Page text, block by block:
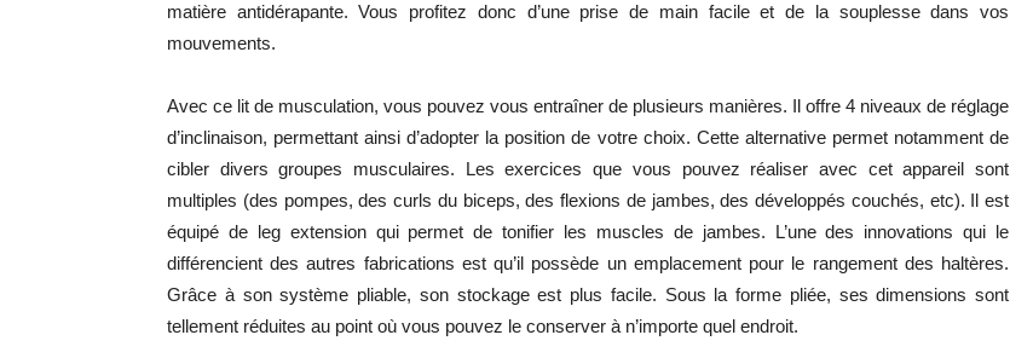
matière antidérapante. Vous profitez donc d’une prise de main facile et de la souplesse dans vos
mouvements.
Avec ce lit de musculation, vous pouvez vous entraîner de plusieurs manières. Il offre 4 niveaux de réglage
d’inclinaison, permettant ainsi d’adopter la position de votre choix. Cette alternative permet notamment de
cibler divers groupes musculaires. Les exercices que vous pouvez réaliser avec cet appareil sont
multiples (des pompes, des curls du biceps, des flexions de jambes, des développés couchés, etc). Il est
équipé de leg extension qui permet de tonifier les muscles de jambes. L’une des innovations qui le
différencient des autres fabrications est qu’il possède un emplacement pour le rangement des haltères.
Grâce à son système pliable, son stockage est plus facile. Sous la forme pliée, ses dimensions sont
tellement réduites au point où vous pouvez le conserver à n’importe quel endroit.